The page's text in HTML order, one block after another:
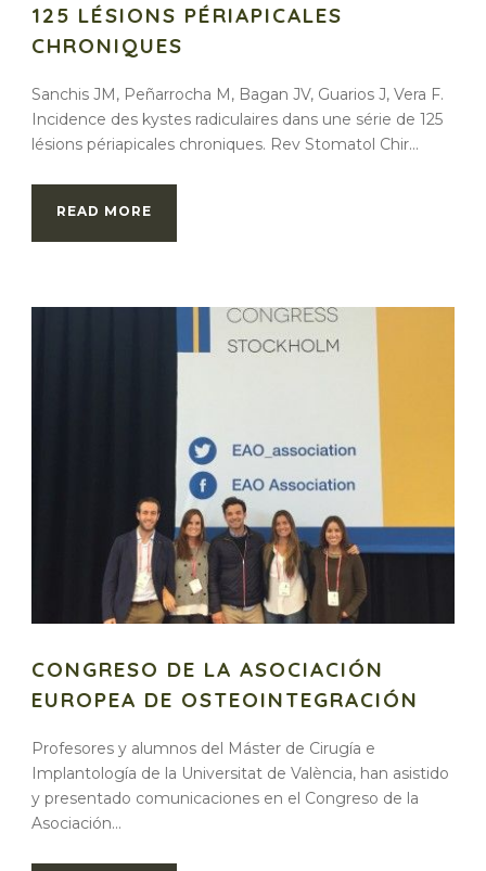
125 LÉSIONS PÉRIAPICALES
CHRONIQUES
Sanchis JM, Peñarrocha M, Bagan JV, Guarios J, Vera F.
Incidence des kystes radiculaires dans une série de 125
lésions périapicales chroniques. Rev Stomatol Chir...
READ MORE
CONGRESO DE LA ASOCIACIÓN
EUROPEA DE OSTEOINTEGRACIÓN
Profesores y alumnos del Máster de Cirugía e
Implantología de la Universitat de València, han asistido
y presentado comunicaciones en el Congreso de la
Asociación...